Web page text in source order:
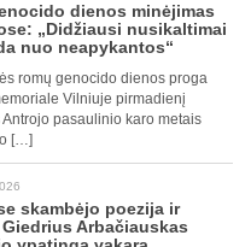
dienos minėjimas
„Didžiausi nusikaltimai
nuo neapykantos“
romų genocido dienos proga
Vilniuje pirmadienį
pasaulinio karo metais
[…]
skambėjo poezija ir
Arbačiauskas